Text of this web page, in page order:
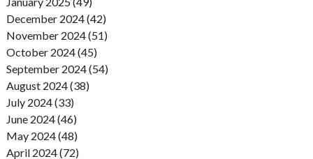
December 2024 (42)
November 2024 (51)
October 2024 (45)
September 2024 (54)
August 2024 (38)
July 2024 (33)
June 2024 (46)
May 2024 (48)
April 2024 (72)